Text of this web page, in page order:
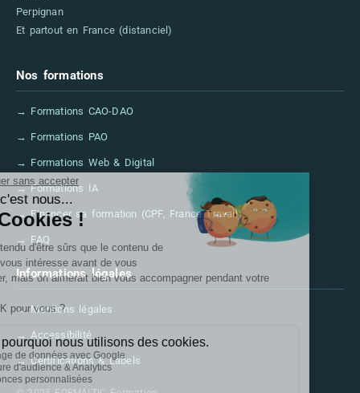
Perpignan
Et partout en France (distanciel)
Nos formations
→ Formations CAO-DAO
→ Formations PAO
→ Formations Web & Digital
→ Formations IA
→ Financer sa formation (CPF, France Travail)
→ FAQ
Informations légales
→ Mentions légales
→ Accessibilité
→ Certifications & Labels